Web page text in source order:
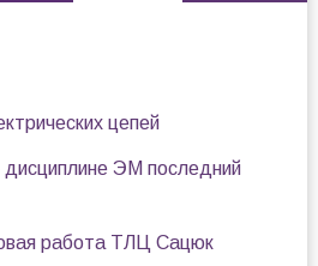
цепей
ЭМ последний
работа ТЛЦ Сацюк